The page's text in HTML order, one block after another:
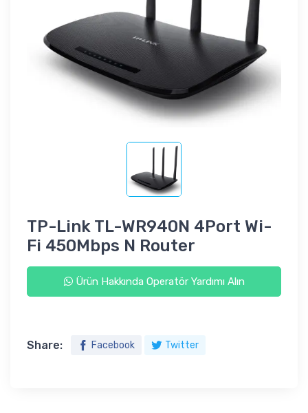
TP-Link TL-WR940N 4Port Wi-
Fi 450Mbps N Router
Ürün Hakkında Operatör Yardımı Alın
Share: Facebook Twitter